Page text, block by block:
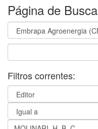
Página de Busca
Filtros correntes: